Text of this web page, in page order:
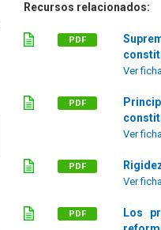
Recursos relacionados:
PDF
Ver
PDF
Ver
PDF
Ver
PDF
Los